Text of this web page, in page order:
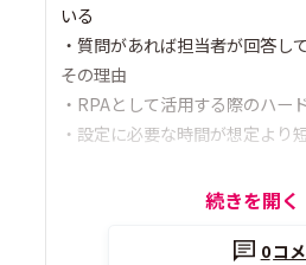
いる
・質問があれば担当者が回答し
その理由
・RPAとして活用する際のハー
・設定に必要な時間が想定より
続きを開く
0コ